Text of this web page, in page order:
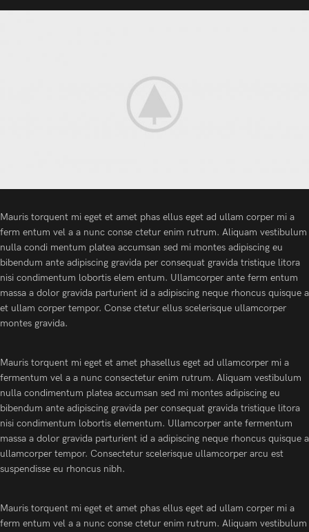
Mauris torquent mi eget et amet phas ellus eget ad ullam corper mi a
ferm entum vel a a nunc conse ctetur enim rutrum. Aliquam vestibulum
nulla condi mentum platea accumsan sed mi montes adipiscing eu
bibendum ante adipiscing gravida per consequat gravida tristique litora
nisi condimentum lobortis elem entum. Ullamcorper ante ferm entum
massa a dolor gravida parturient id a adipiscing neque rhoncus quisque a
et ullam corper tempor. Conse ctetur ellus scelerisque ullamcorper
montes gravida.
Mauris torquent mi eget et amet phasellus eget ad ullamcorper mi a
fermentum vel a a nunc consectetur enim rutrum. Aliquam vestibulum
nulla condimentum platea accumsan sed mi montes adipiscing eu
bibendum ante adipiscing gravida per consequat gravida tristique litora
nisi condimentum lobortis elementum. Ullamcorper ante fermentum
massa a dolor gravida parturient id a adipiscing neque rhoncus quisque a
ullamcorper tempor. Consectetur scelerisque ullamcorper arcu est
suspendisse eu rhoncus nibh.
Mauris torquent mi eget et amet phas ellus eget ad ullam corper mi a
ferm entum vel a a nunc conse ctetur enim rutrum. Aliquam vestibulum